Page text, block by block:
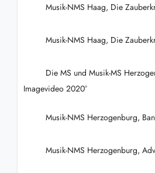
Musik-NMS Haag, Die
Musik-NMS Haag, Die
Die MS und Musik-MS
Imagevideo 2020°
Musik-NMS Herzogenburg,
Musik-NMS Herzogenburg,